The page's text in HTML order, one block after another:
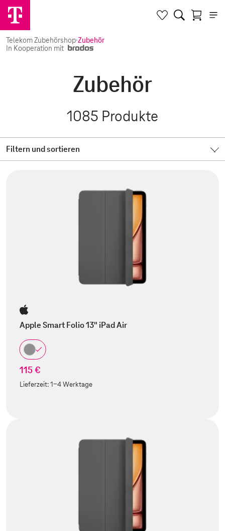
Telekom Zubehörshop·Zubehör
In Kooperation mit
Zubehör
1085 Produkte
Filtern und sortieren
Apple Smart Folio 13" iPad Air
115 €
Lieferzeit:1-4 Werktage